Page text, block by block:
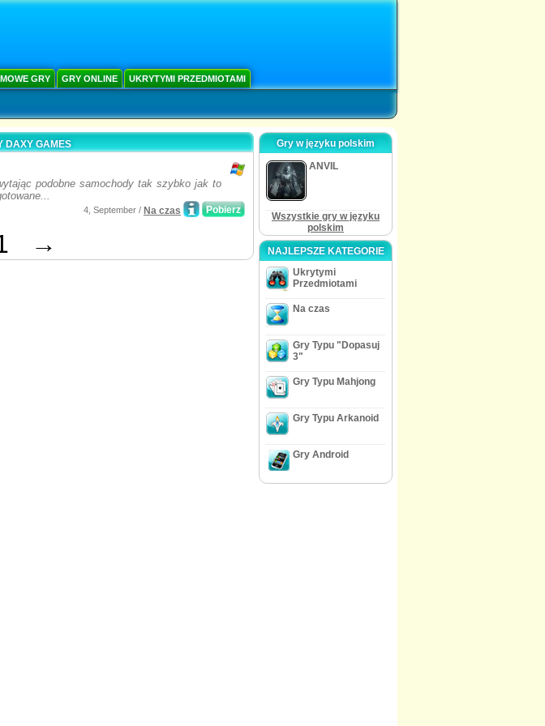
GRY GRY ONLINE UKRYTYMI PRZEDMIOTAMI
DAXY GAMES
podobne samochody tak szybko jak to
Pobierz
4, September / Na czas
→
Gry w języku polskim
ANVIL
Wszystkie gry w języku
polskim
NAJLEPSZE KATEGORIE
Ukrytymi
Przedmiotami
Na czas
Gry Typu "Dopasuj
3"
Gry Typu Mahjong
Gry Typu Arkanoid
Gry Android